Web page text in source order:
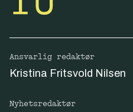
Ansvarlig redaktør
Kristina Fritsvold Nilsen
Nyhetsredaktør